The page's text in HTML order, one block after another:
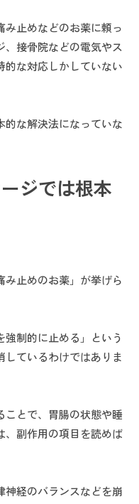
止めなどのお薬に頼っ
、接骨院などの電気やス
的な対応しかしていない
的な解決法になっていな
ジでは根本
止めのお薬」が挙げら
制的に止める」という
ているわけではありま
ことで、胃腸の状態や睡
、副作用の項目を読めば
神経のバランスなどを崩